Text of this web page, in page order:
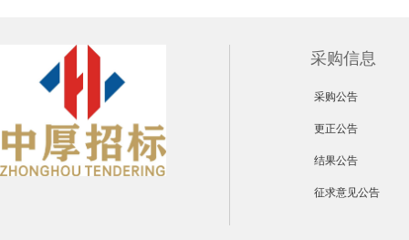
采购信息
采购公告
更正公告
结果公告
征求意见公告